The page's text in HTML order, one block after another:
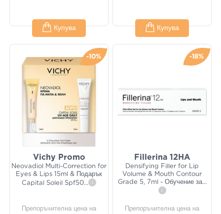
Купува Купува
-10%
Vichy Promo
Neovadiol Multi-Correction for
Eyes & Lips 15ml & Подарък
Capital Soleil Spf50... i
Препоръчителна цена на
-18%
Fillerina 12HA
Densifying Filler for Lip
Volume & Mouth Contour
Grade 5, 7ml - Обучение за...
i
Препоръчителна цена на